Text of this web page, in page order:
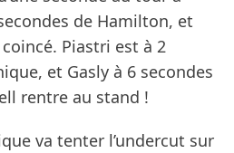
de Hamilton, et
Piastri est à 2
et Gasly à 6 secondes
rentre au stand !
va tenter l’undercut sur